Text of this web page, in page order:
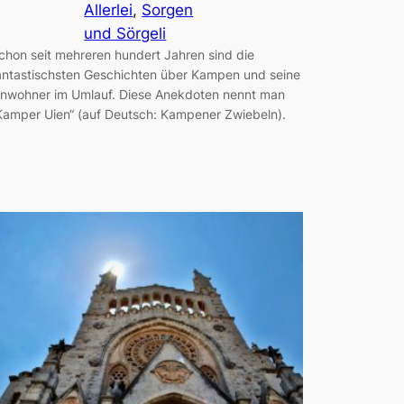
Allerlei, Sorgen
und Sörgeli
seit mehreren hundert Jahren sind die
Geschichten über Kampen und seine
im Umlauf. Diese Anekdoten nennt man
Uien“ (auf Deutsch: Kampener Zwiebeln).